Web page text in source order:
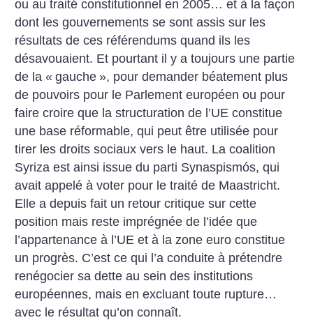
ou au traité constitutionnel en 2005… et à la façon
dont les gouvernements se sont assis sur les
résultats de ces référendums quand ils les
désavouaient. Et pourtant il y a toujours une partie
de la « gauche », pour demander béatement plus
de pouvoirs pour le Parlement européen ou pour
faire croire que la structuration de l’UE constitue
une base réformable, qui peut être utilisée pour
tirer les droits sociaux vers le haut. La coalition
Syriza est ainsi issue du parti Synaspismós, qui
avait appelé à voter pour le traité de Maastricht.
Elle a depuis fait un retour critique sur cette
position mais reste imprégnée de l’idée que
l’appartenance à l’UE et à la zone euro constitue
un progrès. C’est ce qui l’a conduite à prétendre
renégocier sa dette au sein des institutions
européennes, mais en excluant toute rupture…
avec le résultat qu’on connaît.